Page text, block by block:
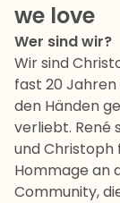
we love
Wer sind wir?
Wir sind
fast 20
den Händen
verliebt. René
und Christoph
Hommage an
Community,